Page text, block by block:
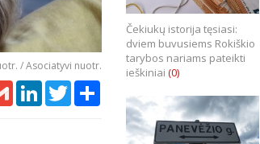
/ Asociatyvi nuotr.
GmailLinkedInTwitterShare
Čekiukų istorija tęsiasi:
dviem buvusiems Rokiškio
tarybos nariams pateikti
ieškiniai (0)